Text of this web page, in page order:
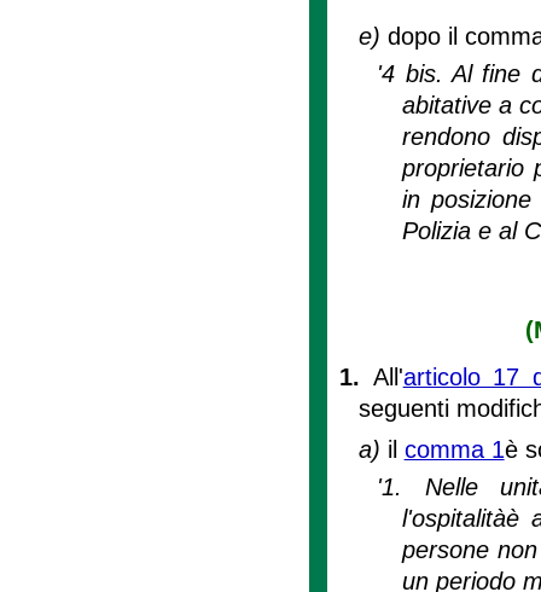
e) dopo il
'4 bis. Al fine
abitative a
rendono
proprietario
in
Polizia e al
1. All'articolo 17
seguenti
a) il comma 1è
'1. Nelle
l'ospitalitàè
persone
un periodo